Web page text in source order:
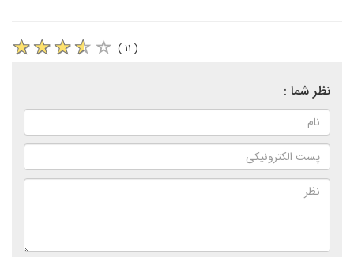
( ۱۱ )
نظر شما :